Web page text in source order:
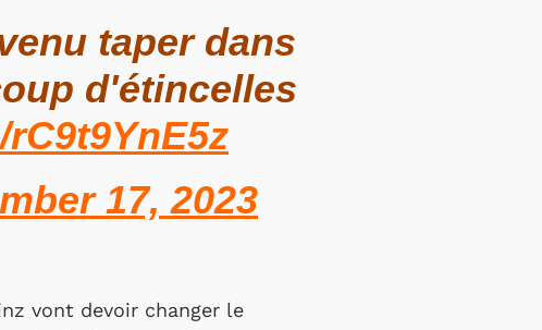
taper dans
d'étincelles
17, 2023
vont devoir changer le